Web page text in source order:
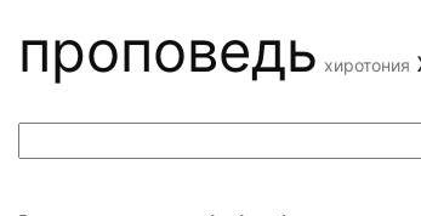
проповедь хиротония